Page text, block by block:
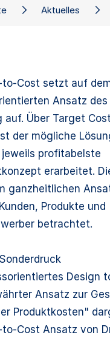
to-Cost setzt auf
Ansatz
auf. Über Target
der mögliche
profitabelste
erarbeitet.
ganzheitlichen
Produkte und
betrachtet.
Design
Ansatz zur
Produktkosten"
to-Cost Ansatz von
Aktuelles